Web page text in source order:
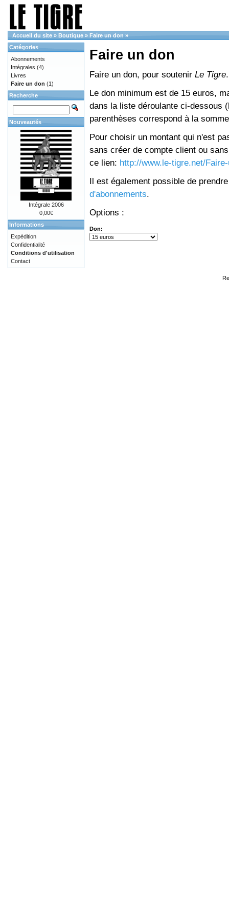
Accueil du site » Boutique » Faire un don »
Faire un don
Faire un don, pour soutenir Le Tigre.
Le don minimum est de 15 euros,
dans la liste déroulante ci-dessous
parenthèses correspond à la
Pour choisir un montant qui n'est
sans créer de compte client ou
ce lien: http://www.le-tigre.net/
Il est également possible de
d'abonnements.
Options :
Don:
Catégories
Abonnements
Intégrales (4)
Livres
Faire un don (1)
Recherche
Nouveautés
Intégrale 2006
0,00€
Informations
Expédition
Confidentialité
Conditions d'utilisation
Contact